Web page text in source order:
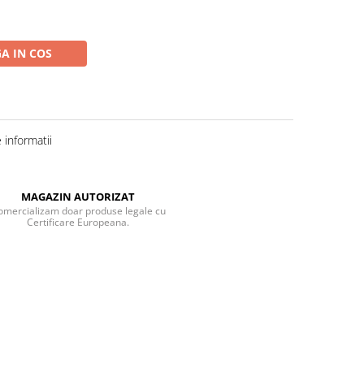
IN COS
informatii
MAGAZIN AUTORIZAT
doar produse legale cu
Certificare Europeana.